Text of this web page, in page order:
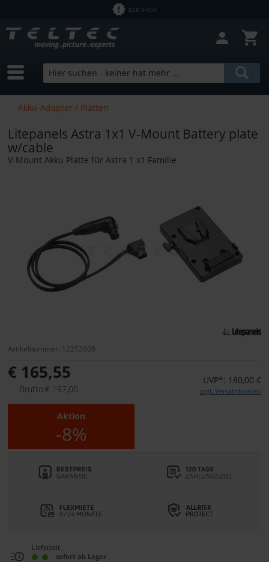
B2B SHOP
Akku-Adapter / Platten
Litepanels Astra 1x1 V-Mount Battery plate
w/cable
V-Mount Akku Platte für Astra 1 x1 Familie
Artikelnummer: 12252609
€ 165,55
Brutto:€ 197,00
UVP*: 180,00 €
zzgl. Versandkosten
Aktion
-8%
Lieferzeit:
sofort ab Lager